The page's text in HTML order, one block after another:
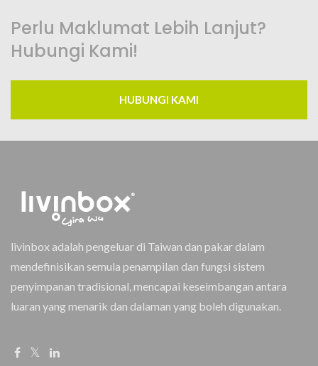
Perlu Maklumat Lebih Lanjut?
Hubungi Kami!
HUBUNGI KAMI
livinbox adalah pengeluar di Taiwan dan pakar dalam
mendefinisikan semula penampilan dan fungsi sistem
penyimpanan tradisional, mencapai keseimbangan antara
luaran yang menarik dan dalaman yang boleh digunakan.